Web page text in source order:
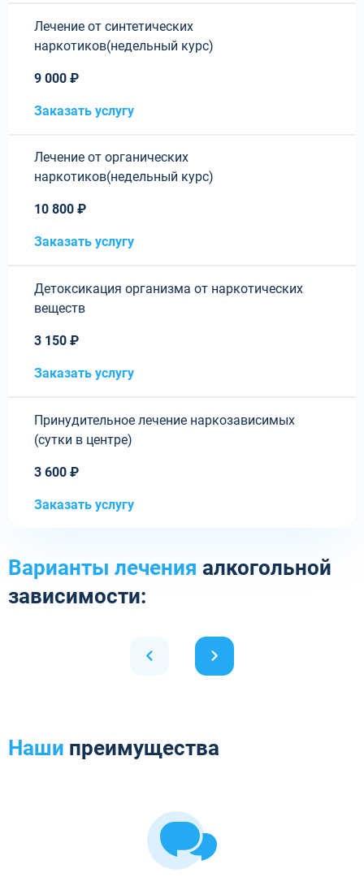
Лечение от синтетических
наркотиков(недельный курс)
9 000 ₽
Заказать услугу
Лечение от органических
наркотиков(недельный курс)
10 800 ₽
Заказать услугу
Детоксикация организма от наркотических
веществ
3 150 ₽
Заказать услугу
Принудительное лечение наркозависимых
(сутки в центре)
3 600 ₽
Заказать услугу
Варианты лечения алкогольной
зависимости:
Наши преимущества